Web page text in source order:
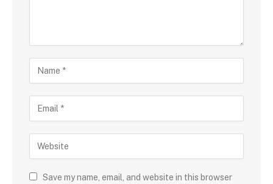
Save my name, email, and website in this browser